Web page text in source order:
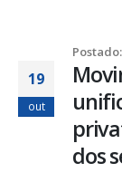
19
out
dos